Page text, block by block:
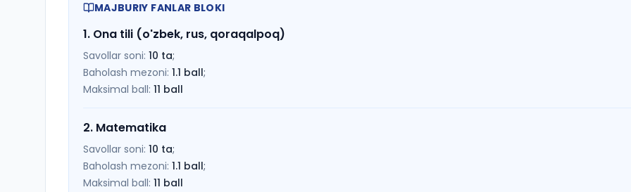
MAJBURIY FANLAR BLOKI
1. Ona tili (o'zbek, rus, qoraqalpoq)
Savollar soni: 10 ta;
Baholash mezoni: 1.1 ball;
Maksimal ball: 11 ball
2. Matematika
Savollar soni: 10 ta;
Baholash mezoni: 1.1 ball;
Maksimal ball: 11 ball